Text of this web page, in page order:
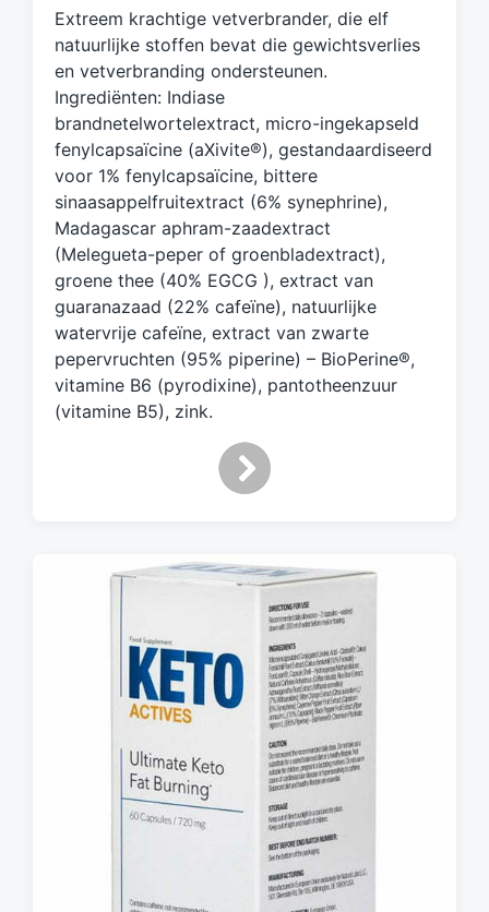
m
e
t
Extreem krachtige vetverbrander, die elf
natuurlijke stoffen bevat die gewichtsverlies
en vetverbranding ondersteunen.
Ingrediënten: Indiase
brandnetelwortelextract, micro-ingekapseld
fenylcapsaïcine (aXivite®), gestandaardiseerd
voor 1% fenylcapsaïcine, bittere
sinaasappelfruitextract (6% synephrine),
Madagascar aphram-zaadextract
(Melegueta-peper of groenbladextract),
groene thee (40% EGCG ), extract van
guaranazaad (22% cafeïne), natuurlijke
watervrije cafeïne, extract van zwarte
pepervruchten (95% piperine) – BioPerine®,
vitamine B6 (pyrodixine), pantotheenzuur
(vitamine B5), zink.